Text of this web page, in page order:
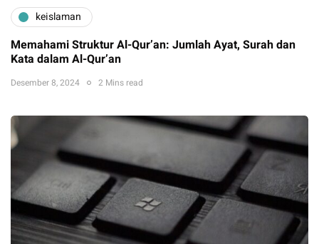
keislaman
Memahami Struktur Al-Qur’an: Jumlah Ayat, Surah dan
Kata dalam Al-Qur’an
Desember 8, 2024 2 Mins read